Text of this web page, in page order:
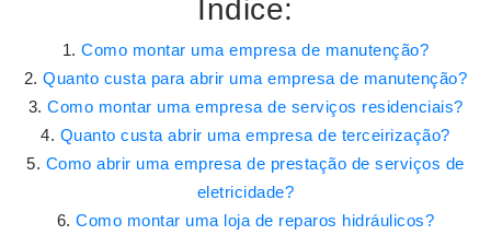
Índice:
Como montar uma empresa de manutenção?
Quanto custa para abrir uma empresa de manutenção?
Como montar uma empresa de serviços residenciais?
Quanto custa abrir uma empresa de terceirização?
Como abrir uma empresa de prestação de serviços de
eletricidade?
Como montar uma loja de reparos hidráulicos?